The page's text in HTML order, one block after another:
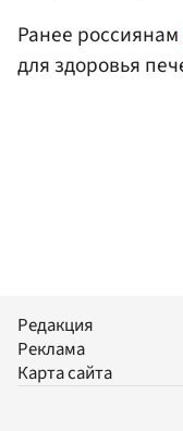
Ранее россиянам
для здоровья
Редакция
Реклама
Карта сайта